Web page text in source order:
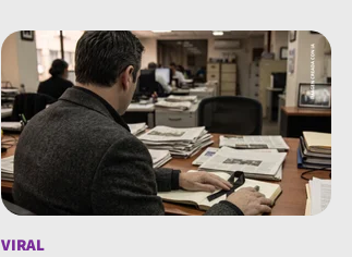
VIRAL